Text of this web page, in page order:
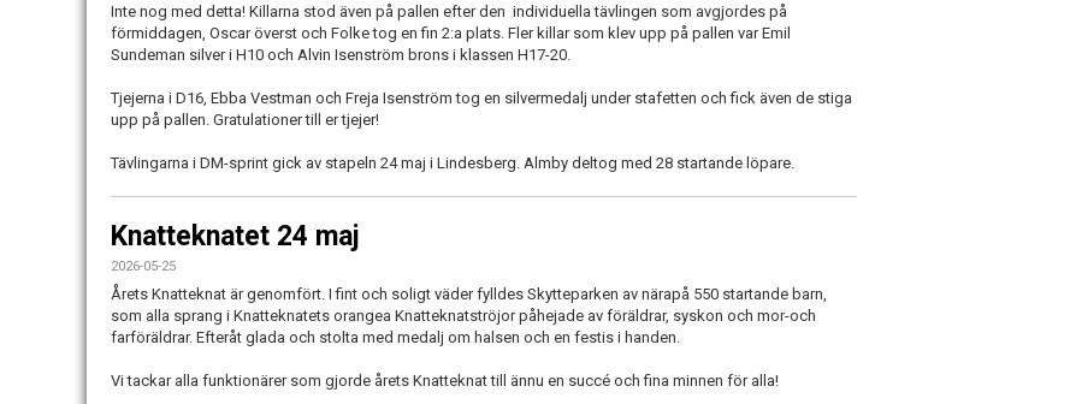
Inte nog med detta! Killarna stod även på pallen efter den individuella tävlingen som avgjordes på
förmiddagen, Oscar överst och Folke tog en fin 2:a plats. Fler killar som klev upp på pallen var Emil
Sundeman silver i H10 och Alvin Isenström brons i klassen H17-20.
Tjejerna i D16, Ebba Vestman och Freja Isenström tog en silvermedalj under stafetten och fick även de stiga
upp på pallen. Gratulationer till er tjejer!
Tävlingarna i DM-sprint gick av stapeln 24 maj i Lindesberg. Almby deltog med 28 startande löpare.
Knatteknatet 24 maj
2026-05-25
Årets Knatteknat är genomfört. I fint och soligt väder fylldes Skytteparken av närapå 550 startande barn,
som alla sprang i Knatteknatets orangea Knatteknatströjor påhejade av föräldrar, syskon och mor-och
farföräldrar. Efteråt glada och stolta med medalj om halsen och en festis i handen.
Vi tackar alla funktionärer som gjorde årets Knatteknat till ännu en succé och fina minnen för alla!